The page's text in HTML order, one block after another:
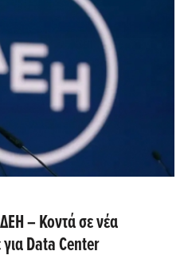
– Κοντά σε νέα
Data Center